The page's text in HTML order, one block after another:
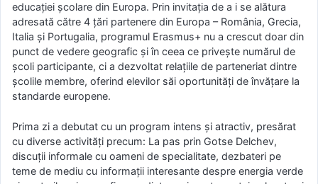
educației școlare din Europa. Prin invitația de a i se alătura
adresată către 4 țări partenere din Europa – România, Grecia,
Italia și Portugalia, programul Erasmus+ nu a crescut doar din
punct de vedere geografic și în ceea ce privește numărul de
școli participante, ci a dezvoltat relațiile de parteneriat dintre
școlile membre, oferind elevilor săi oportunități de învățare la
standarde europene.
Prima zi a debutat cu un program intens și atractiv, presărat
cu diverse activități precum: La pas prin Gotse Delchev,
discuții informale cu oameni de specialitate, dezbateri pe
teme de mediu cu informații interesante despre energia verde